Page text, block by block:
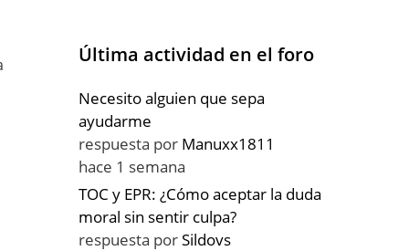
Última actividad en el foro
Necesito alguien que sepa
ayudarme
respuesta por Manuxx1811
hace 1 semana
TOC y EPR: ¿Cómo aceptar la duda
moral sin sentir culpa?
respuesta porSildovs